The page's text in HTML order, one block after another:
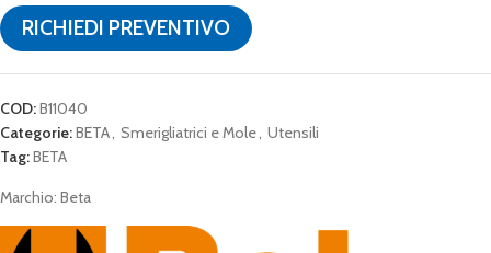
RICHIEDI PREVENTIVO
COD:B11040
Categorie:BETA, Smerigliatrici e Mole, Utensili
Tag:BETA
Marchio: Beta